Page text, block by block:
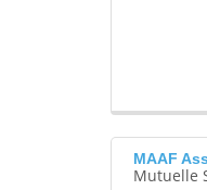
MAAF
Mutuelle